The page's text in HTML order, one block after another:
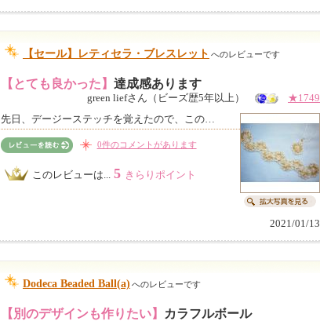
【セール】レティセラ・ブレスレット へのレビューです
【とても良かった】 達成感あります
green liefさん（ビーズ歴5年以上）
★1749
先日、デージーステッチを覚えたので、この…
0件のコメントがあります
このレビューは... 5 きらりポイント
2021/01/13
Dodeca Beaded Ball(a) へのレビューです
【別のデザインも作りたい】 カラフルボール